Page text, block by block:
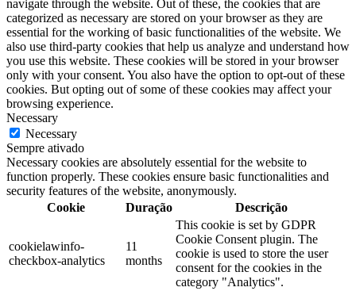
navigate through the website. Out of these, the cookies that are
categorized as necessary are stored on your browser as they are
essential for the working of basic functionalities of the website. We
also use third-party cookies that help us analyze and understand how
you use this website. These cookies will be stored in your browser
only with your consent. You also have the option to opt-out of these
cookies. But opting out of some of these cookies may affect your
browsing experience.
Necessary
Necessary
Sempre ativado
Necessary cookies are absolutely essential for the website to
function properly. These cookies ensure basic functionalities and
security features of the website, anonymously.
Cookie
Duração Descrição
cookielawinfo-
checkbox-analytics
11
months
This cookie is set by GDPR
Cookie Consent plugin. The
cookie is used to store the user
consent for the cookies in the
category "Analytics".